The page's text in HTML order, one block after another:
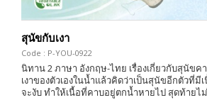
สุนัขกับเงา
Code : P-YOU-0922
นิทาน 2 ภาษา อังกฤษ-ไทย เรื่องเกี่ยวกับสุนัขค
เงาของตัวเองในน้ำแล้วคิดว่าเป็นสุนัขอีกตัวที่มี
จะงับ ทำให้เนื้อที่คาบอยู่ตกน้ำหายไป สุดท้ายไ